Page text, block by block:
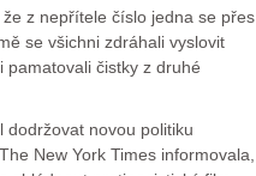
z nepřítele číslo jedna se přes
se všichni zdráhali vyslovit
pamatovali čistky z druhé
novou politiku
New York Times informovala,